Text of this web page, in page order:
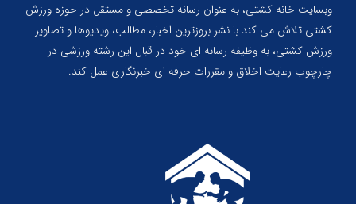
وبسایت خانه کشتی، به عنوان رسانه تخصصی و مستقل در حوزه ورزش
کشتی تلاش می کند با نشر بروزترین اخبار، مطالب، ویدیوها و تصاویر
ورزش کشتی، به وظیفه رسانه ای خود در قبال این رشته ورزشی در
چارچوب رعایت اخلاق و مقررات حرفه ای خبرنگاری عمل کند.